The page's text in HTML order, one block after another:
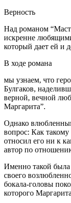
­Верность
Над романом
искренне
который дает ей и
В ходе романа
мы узнаем, что
Булгаков,
верной, вечной
Маргарита”.
Однако
вопрос: Как
относил его ни к
автор по
Именно такой была
своего
бокала-головы
которого